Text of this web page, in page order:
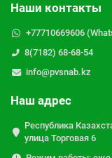
Наши контакты
+77710669606
8(7182) 68-68-54
info@pvsnab.kz
Наш адрес
Республика
улица Торговая 6